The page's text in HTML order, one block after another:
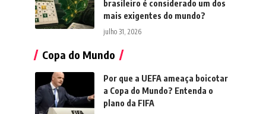
brasileiro é considerado um dos
mais exigentes do mundo?
julho 31, 2026
Copa do Mundo
Por que a UEFA ameaça boicotar
a Copa do Mundo? Entenda o
plano da FIFA